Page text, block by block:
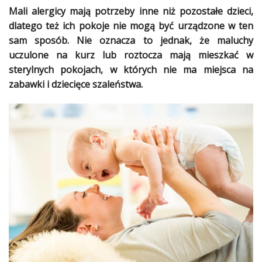
Konkursy
Najlepsze
Kategorie
Dodaj
«
Dodaj
Malialergicymają potrzeby inne niż pozostałe dzieci,
dlatego też ich pokoje nie mogą być urządzone w ten
sam sposób. Nie oznacza to jednak, że maluchy
uczulone na kurz lub roztocza mają mieszkać w
sterylnych pokojach, w których nie ma miejsca na
zabawki i dziecięce szaleństwa.